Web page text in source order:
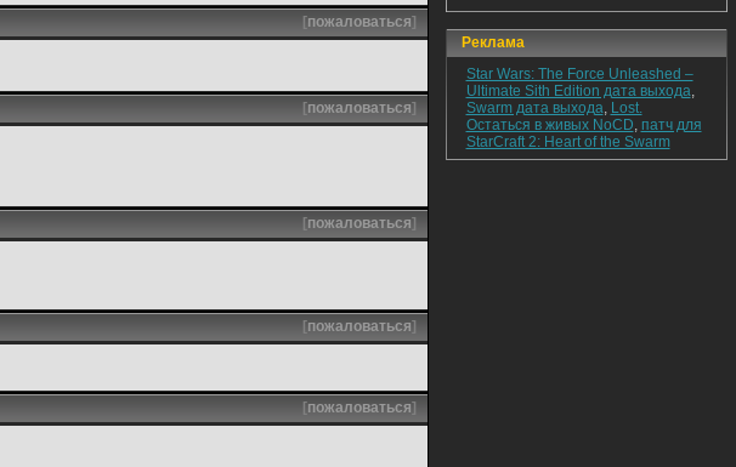
[пожаловаться]
[пожаловаться]
[пожаловаться]
[пожаловаться]
[пожаловаться]
Реклама
Star Wars: The Force Unleashed –
Ultimate Sith Edition дата выхода,
Swarm дата выхода, Lost.
Остаться в живых NoCD, патч для
StarCraft 2: Heart of the Swarm